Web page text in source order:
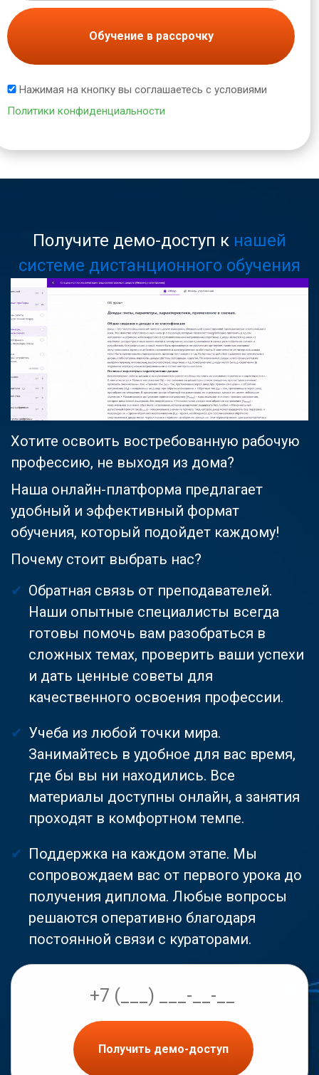
Обучение в рассрочку
Нажимая на кнопку вы соглашаетесь с условиями
Политики конфиденциальности
Получите демо-доступ к нашей
системе дистанционного обучения
Хотите освоить востребованную рабочую
профессию, не выходя из дома?
Наша онлайн-платформа предлагает
удобный и эффективный формат
обучения, который подойдет каждому!
Почему стоит выбрать нас?
Обратная связь от преподавателей.
Наши опытные специалисты всегда
готовы помочь вам разобраться в
сложных темах, проверить ваши успехи
и дать ценные советы для
качественного освоения профессии.
Учеба из любой точки мира.
Занимайтесь в удобное для вас время,
где бы вы ни находились. Все
материалы доступны онлайн, а занятия
проходят в комфортном темпе.
Поддержка на каждом этапе. Мы
сопровождаем вас от первого урока до
получения диплома. Любые вопросы
решаются оперативно благодаря
постоянной связи с кураторами.
Получить демо-доступ